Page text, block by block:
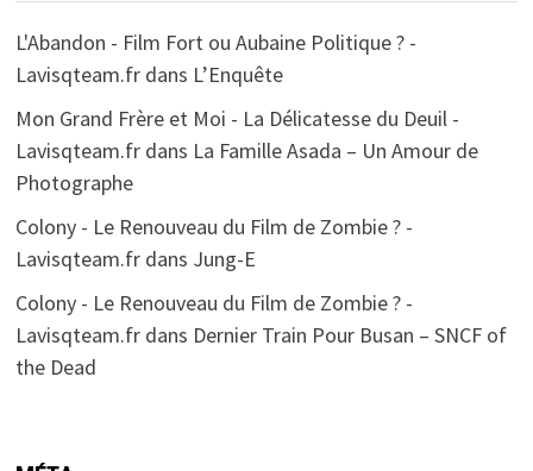
L'Abandon - Film Fort ou Aubaine Politique ? -
Lavisqteam.frdans L’Enquête
Mon Grand Frère et Moi - La Délicatesse du Deuil -
Lavisqteam.frdans La Famille Asada – Un Amour de
Photographe
Colony - Le Renouveau du Film de Zombie ? -
Lavisqteam.frdans Jung-E
Colony - Le Renouveau du Film de Zombie ? -
Lavisqteam.frdans Dernier Train Pour Busan – SNCF of
the Dead